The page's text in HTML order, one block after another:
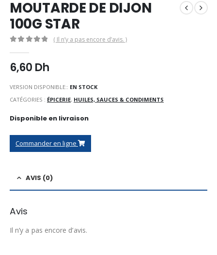
MOUTARDE DE DIJON
100G STAR
( Il n’y a pas encore d’avis. )
6,60 Dh
VERSION DISPONIBLE:: EN STOCK
CATÉGORIES : ÉPICERIE, HUILES, SAUCES & CONDIMENTS
Disponible en livraison
Commander en ligne
AVIS (0)
Avis
Il n’y a pas encore d’avis.